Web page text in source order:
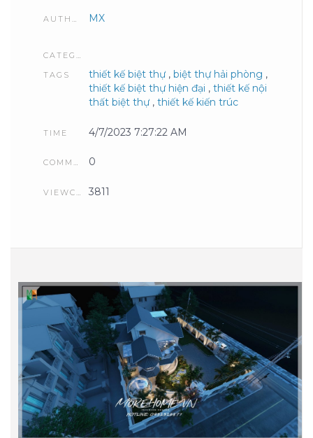
AUTHOR MX
CATEGORIES
TAGS
thiết kế biệt thự, biệt thự hải phòng ,
thiết kế biệt thự hiện đại , thiết kế nội
thất biệt thự, thiết kế kiến trúc
TIME 4/7/2023 7:27:22 AM
COMMENTS 0
VIEWCOUNT 3811